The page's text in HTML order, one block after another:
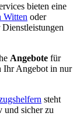
bieten eine
Witten oder
Angebote für
Ihr Angebot in nur
steht
und sicher zu